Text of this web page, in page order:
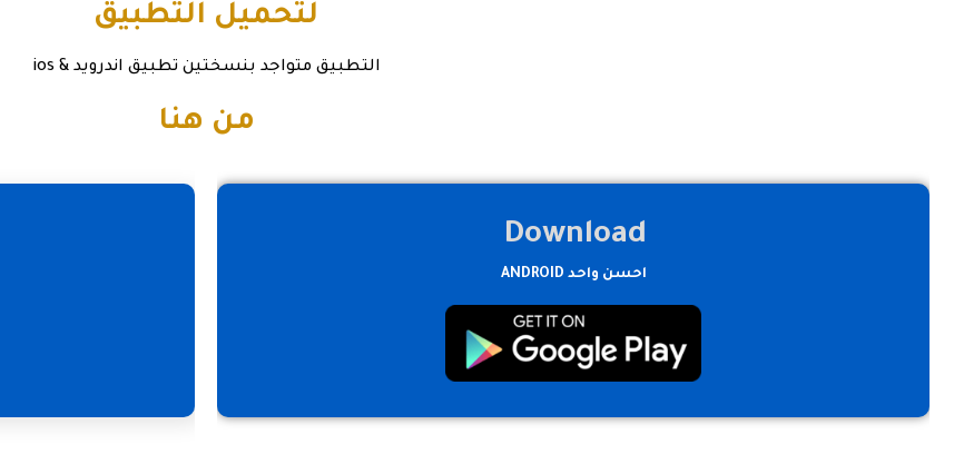
لتحميل التطبيق
التطبيق متواجد بنسختين تطبيق اندرويد & ios
من هنا
Download
احسن واحد ANDROID